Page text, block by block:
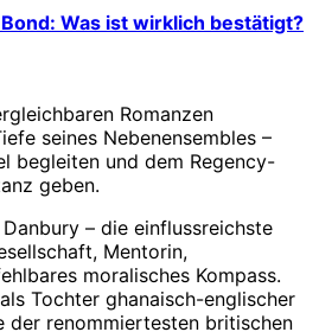
Was ist wirklich bestätigt?
Romanzen
seines Nebenensembles –
begleiten und dem Regency-
geben.
– die einflussreichste
Mentorin,
moralisches Kompass.
Tochter ghanaisch-englischer
der renommiertesten britischen